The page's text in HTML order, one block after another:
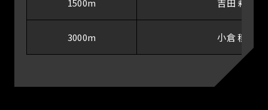
1500m 吉田 莉帆
3000m 小倉 稜央